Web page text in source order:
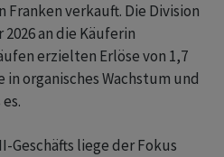
verkauft. Die Division
an die Käuferin
erzielten Erlöse von 1,7
organisches Wachstum und
Geschäfts liege der Fokus